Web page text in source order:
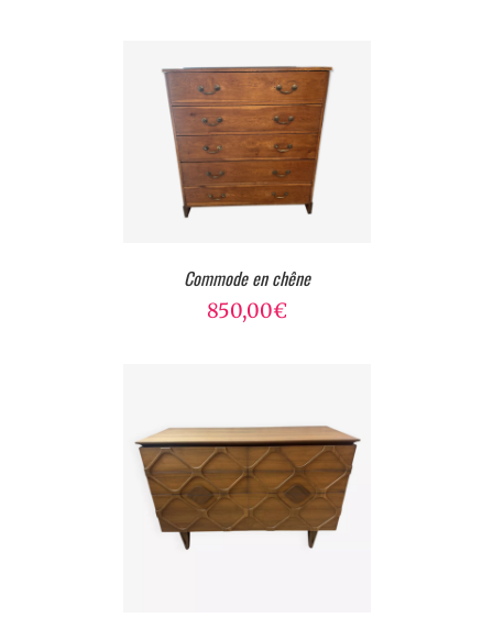
Commode en chêne
850,00€